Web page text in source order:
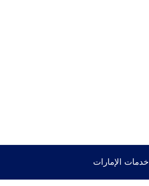
خدمات الإمارات